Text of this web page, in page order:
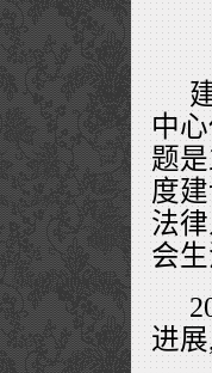
中
题
度
法
会
进